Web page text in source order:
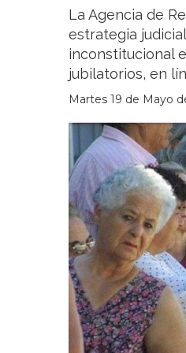
La Agencia de
estrategia
inconstitucional
jubilatorios, en
Martes 19 de Mayo